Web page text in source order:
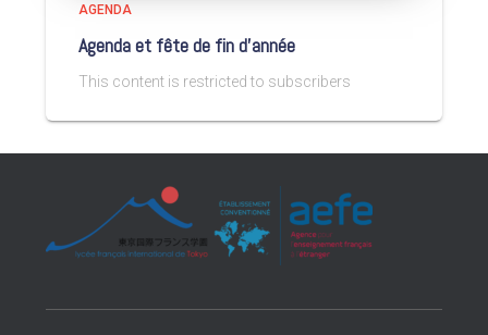
AGENDA
Agenda et fête de fin d’année
This content is restricted to subscribers